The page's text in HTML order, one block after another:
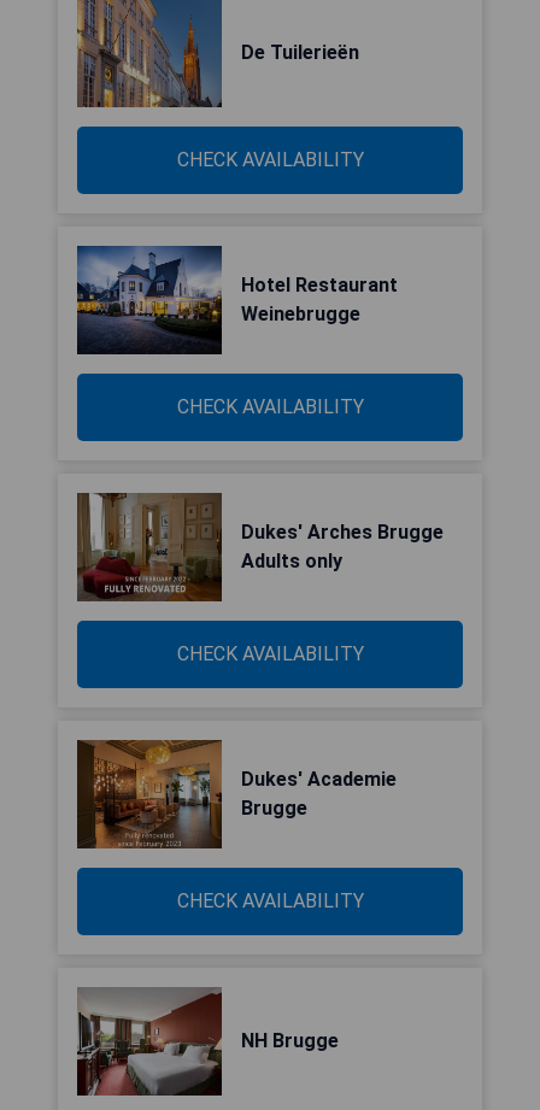
De Tuilerieën
CHECK AVAILABILITY
Hotel Restaurant
Weinebrugge
CHECK AVAILABILITY
Dukes' Arches Brugge
Adults only
CHECK AVAILABILITY
Dukes' Academie
Brugge
CHECK AVAILABILITY
NH Brugge